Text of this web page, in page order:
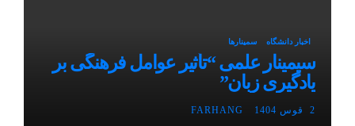
اخبار دانشگاه سمینارها
سیمینار علمی “تأثیر عوامل فرهنگی بر
یادگیری زبان”
2 قوس 1404 FARHANG